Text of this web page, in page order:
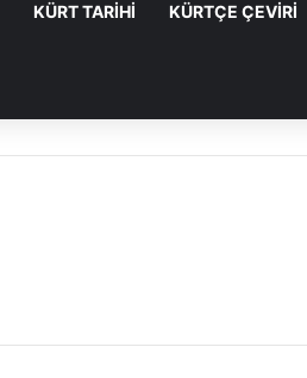
KÜRT TARIHI KÜRTÇE ÇEVIRI